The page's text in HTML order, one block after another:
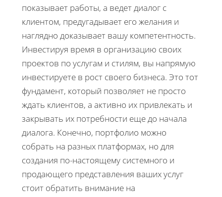
показывает работы, а ведет диалог с
клиентом, предугадывает его желания и
наглядно доказывает вашу компетентность.
Инвестируя время в организацию своих
проектов по услугам и стилям, вы напрямую
инвестируете в рост своего бизнеса. Это тот
фундамент, который позволяет не просто
ждать клиентов, а активно их привлекать и
закрывать их потребности еще до начала
диалога. Конечно, портфолио можно
собрать на разных платформах, но для
создания по-настоящему системного и
продающего представления ваших услуг
стоит обратить внимание на